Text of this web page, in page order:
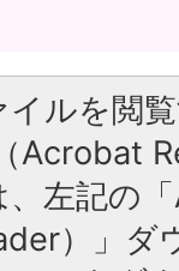
イルを閲
Acrobat
左記の
）」ダ